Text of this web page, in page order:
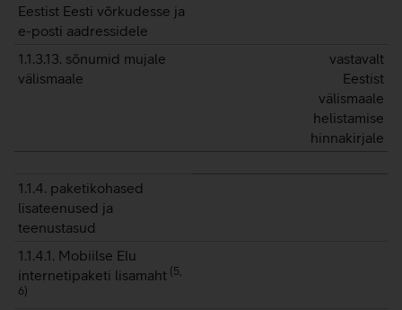
Eestist Eesti võrkudesse ja
e-posti aadressidele
1.1.3.13. sõnumid mujale
välismaale
vastavalt
Eestist
välismaale
helistamise
hinnakirjale
1.1.4. paketikohased
lisateenused ja
teenustasud
1.1.4.1. Mobiilse Elu
internetipaketi lisamaht (5,
6)